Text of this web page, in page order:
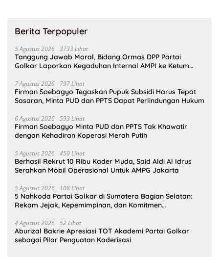
Berita Terpopuler
5 Agustus 2026 3733 Lihat
Tanggung Jawab Moral, Bidang Ormas DPP Partai
Golkar Laporkan Kegaduhan Internal AMPI ke Ketum
7 Agustus 2026 797 Lihat
Firman Soebagyo Tegaskan Pupuk Subsidi Harus Tepat
Sasaran, Minta PUD dan PPTS Dapat Perlindungan Hukum
6 Agustus 2026 593 Lihat
Firman Soebagyo Minta PUD dan PPTS Tak Khawatir
dengan Kehadiran Koperasi Merah Putih
5 Agustus 2026 450 Lihat
Berhasil Rekrut 10 Ribu Kader Muda, Said Aldi Al Idrus
Serahkan Mobil Operasional Untuk AMPG Jakarta
5 Agustus 2026 108 Lihat
5 Nahkoda Partai Golkar di Sumatera Bagian Selatan:
Rekam Jejak, Kepemimpinan, dan Komitmen
4 Agustus 2026 52 Lihat
Aburizal Bakrie Apresiasi TOT Akademi Partai Golkar
sebagai Pilar Penguatan Kaderisasi